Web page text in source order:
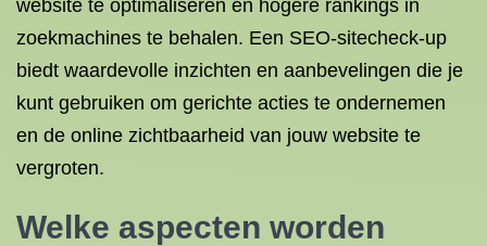
website te optimaliseren en hogere rankings in
zoekmachines te behalen. Een SEO-sitecheck-up
biedt waardevolle inzichten en aanbevelingen die je
kunt gebruiken om gerichte acties te ondernemen
en de online zichtbaarheid van jouw website te
vergroten.
Welke aspecten worden